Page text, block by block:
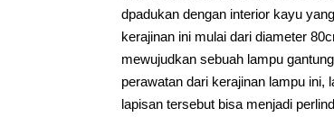
dpadukan dengan interior kayu
kerajinan ini mulai dari diameter
mewujudkan sebuah lampu
perawatan dari kerajinan lampu ini,
lapisan tersebut bisa menjadi